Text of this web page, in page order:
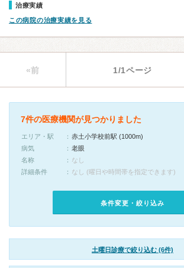
治療実績
この病院の治療実績を見る
«前 1/1ページ
7件の医療機関が見つかりました
エリア・駅
赤土小学校前駅 (1000m)
病気
老眼
名称
なし
詳細条件
なし (曜日や時間帯を指定できます)
条件変更・絞り込み
土曜日診療で絞り込む (6件)